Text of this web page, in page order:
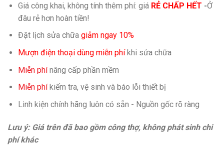
Giá công khai, không tính thêm phí: giá RẺ CHẤP HẾT -Ở
đâu rẻ hơn hoàn tiền!
Đặt lịch sửa chữa giảm ngay 10%
Mượn điện thoại dùng miễn phíkhi sửa chữa
Miễn phínâng cấp phần mềm
Miễn phíkiếm tra, vệ sinh và báo lỗi thiết bị
Linh kiện chính hãng luôn có sẵn - Nguồn gốc rõ ràng
Lưu ý: Giá trên đã bao gồm công thợ, không phát sinh chi
phí khác